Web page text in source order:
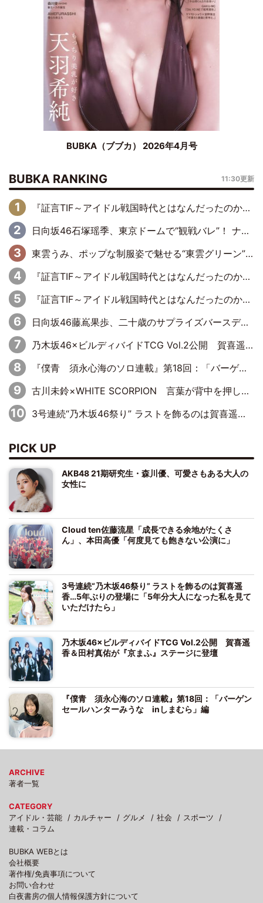
BUBKA（ブブカ） 2026年4月号
BUBKA RANKING 11:30更新
『証言TIF～アイドル戦国時代とはなんだったのか～』第6回：でんぱ組.inc・古川未鈴×相沢梨紗「『ハロプロやりたかったな』って言ったら、夢眠ねむさんに『てめえはでんぱ組．incなんだよ！』って肩パンされて(笑)」
日向坂46石塚瑶季、東京ドームで“観戦バレ”！ ナイツ・塙も認めた「巨人に詳しすぎるアイドル」は元VENUSスクール生で杉内コーチ推し⁉
東雲うみ、ポップな制服姿で魅せる“東雲グリーン”の正体
『証言TIF～アイドル戦国時代とはなんだったのか～』第8回：Negicco・Nao☆×Megu×Kaede「東京からオファーが来たのと、梨の皮剥きとどっちが大事なんだって」
『証言TIF～アイドル戦国時代とはなんだったのか～』第10回：さくら学院・武藤彩未×飯田らうら「正直、中3で辞めるというのを信じてなくて。そう言われてはいたけど、嘘でしょって」
日向坂46藤嶌果歩、二十歳のサプライズバースデーに大喜び「頼られる先輩になれるように努力していきたい」
乃木坂46×ビルディバイドTCG Vol.2公開 賀喜遥香＆田村真佑が『京まふ』ステージに登壇
『僕青 須永心海のソロ連載』第18回：「バーゲンセールハンターみうな inしまむら」編
古川未鈴×WHITE SCORPION 言葉が背中を押した“それぞれの決意”
3号連続“乃木坂46祭り” ラストを飾るのは賀喜遥香…5年ぶりの登場に「5年分大人になった私を見ていただけたら」
PICK UP
AKB48 21期研究生・森川優、可愛さもある大人の
女性に
Cloud ten佐藤流星「成長できる余地がたくさ
ん」、本田高優「何度見ても飽きない公演に」
3号連続“乃木坂46祭り” ラストを飾るのは賀喜遥
香…5年ぶりの登場に「5年分大人になった私を見て
いただけたら」
乃木坂46×ビルディバイドTCG Vol.2公開 賀喜遥
香＆田村真佑が『京まふ』ステージに登壇
『僕青 須永心海のソロ連載』第18回：「バーゲン
セールハンターみうな inしまむら」編
ARCHIVE
著者一覧
CATEGORY
アイドル・芸能
カルチャー グルメ 社会
スポーツ
連載・コラム
BUBKA WEBとは
会社概要
著作権/免責事項について
お問い合わせ
白夜書房の個人情報保護方針について